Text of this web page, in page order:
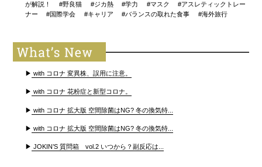
が解説！
#野良猫 #ジカ熱 #学力 #マスク
#アスレティックトレー
ナー
#国際学会 #キャリア #バランスの取れた食事 #海外旅行
▶ with コロナ 変異株、誤用に注意。
▶ with コロナ 花粉症と新型コロナ。
▶ with コロナ 拡大版 空間除菌はNG? 冬の換気特...
▶ with コロナ 拡大版 空間除菌はNG? 冬の換気特...
▶ JOKIN’S 質問箱 vol.2 いつから？副反応は...